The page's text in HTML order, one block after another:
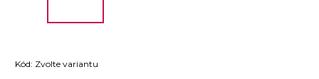
Kód: Zvolte variantu